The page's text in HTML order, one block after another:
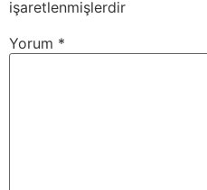
işaretlenmişlerdir
Yorum *